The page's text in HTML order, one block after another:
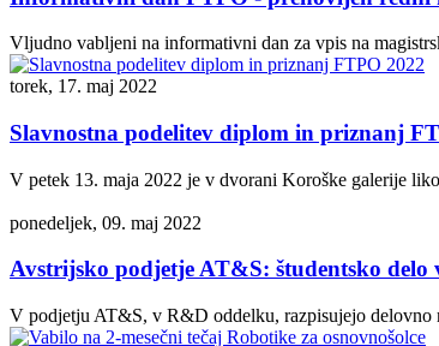
Vljudno vabljeni na informativni dan za vpis na
torek, 17. maj 2022
Slavnostna podelitev diplom in priznanj
V petek 13. maja 2022 je v dvorani Koroške galerije
ponedeljek, 09. maj 2022
Avstrijsko podjetje AT&S: študentsko delo
V podjetju AT&S, v R&D oddelku, razpisujejo delovno